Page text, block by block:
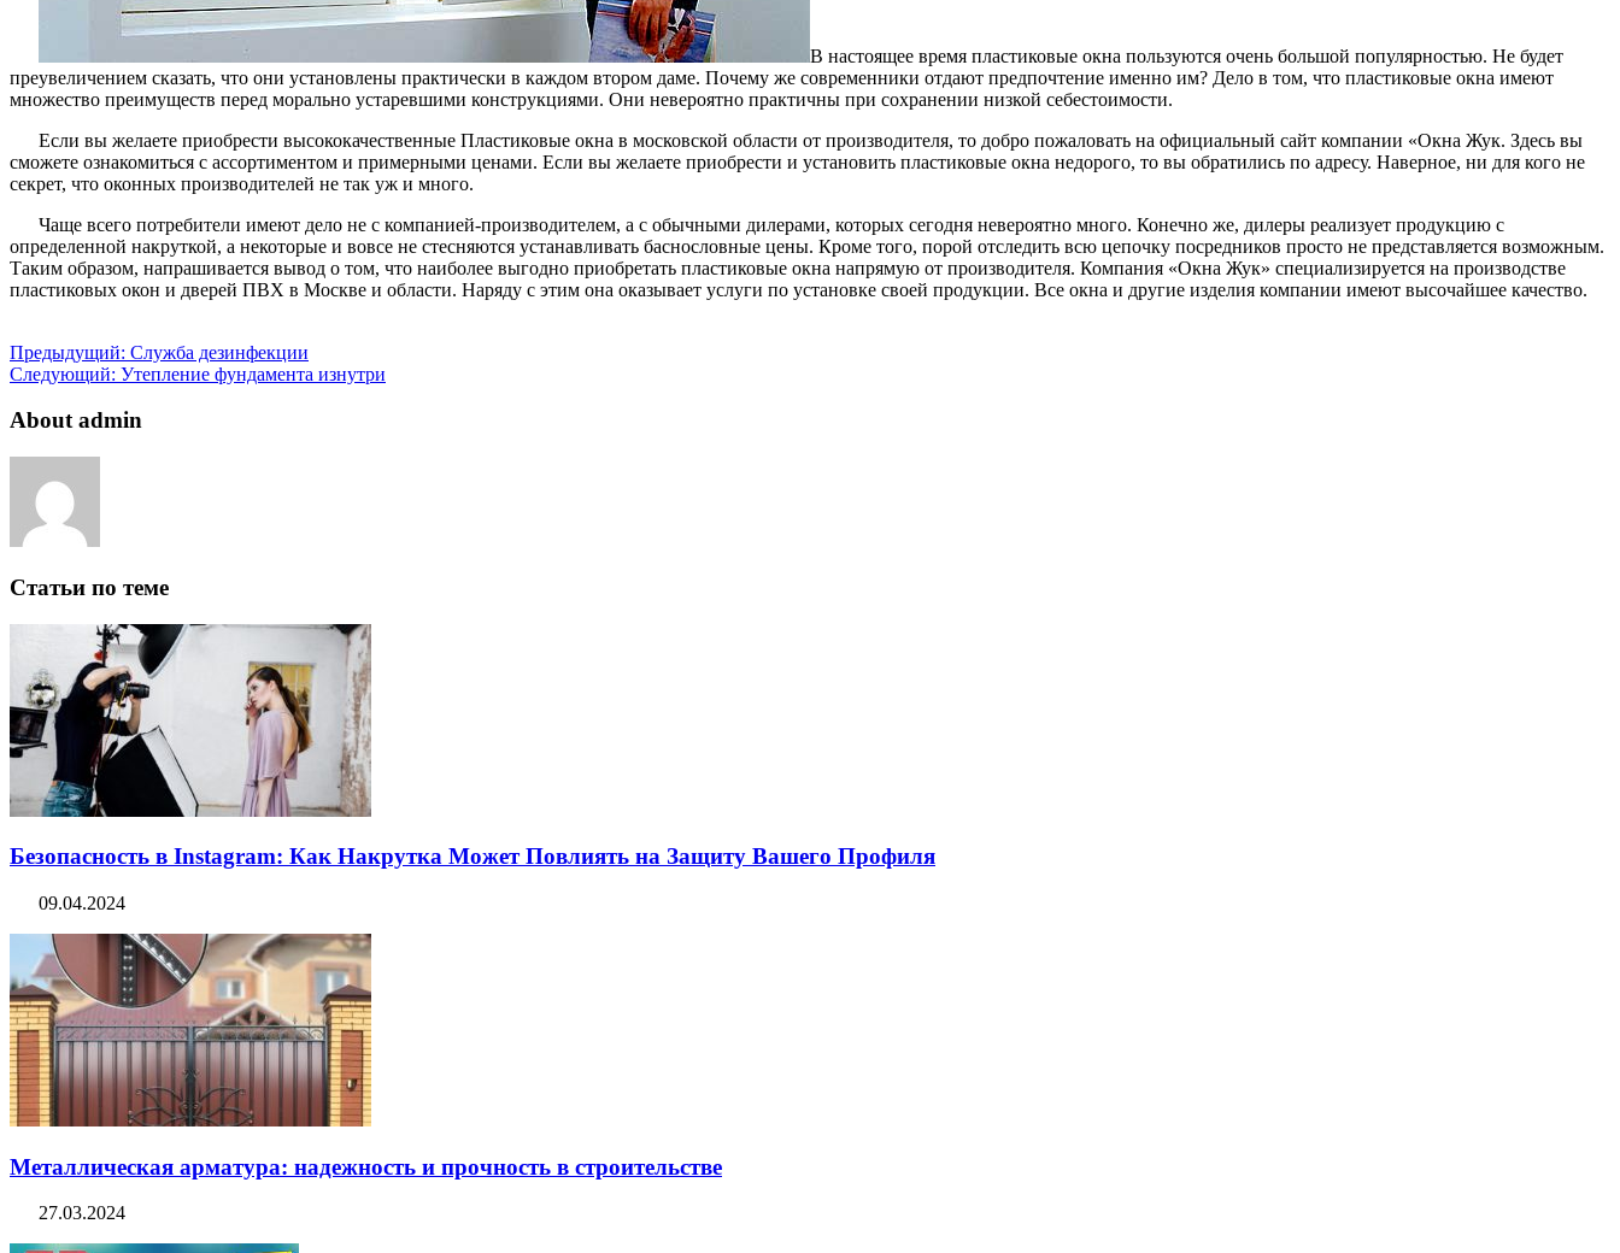
В настоящее время пластиковые окна пользуются очень большой популярностью. Не будет
преувеличением сказать, что они установлены практически в каждом втором даме. Почему же современники отдают предпочтение именно им? Дело в том, что пластиковые окна имеют
множество преимуществ перед морально устаревшими конструкциями. Они невероятно практичны при сохранении низкой себестоимости.
Если вы желаете приобрести высококачественные Пластиковые окна в московской области от производителя, то добро пожаловать на официальный сайт компании «Окна Жук. Здесь вы
сможете ознакомиться с ассортиментом и примерными ценами. Если вы желаете приобрести и установить пластиковые окна недорого, то вы обратились по адресу. Наверное, ни для кого не
секрет, что оконных производителей не так уж и много.
Чаще всего потребители имеют дело не с компанией-производителем, а с обычными дилерами, которых сегодня невероятно много. Конечно же, дилеры реализует продукцию с
определенной накруткой, а некоторые и вовсе не стесняются устанавливать баснословные цены. Кроме того, порой отследить всю цепочку посредников просто не представляется возможным.
Таким образом, напрашивается вывод о том, что наиболее выгодно приобретать пластиковые окна напрямую от производителя. Компания «Окна Жук» специализируется на производстве
пластиковых окон и дверей ПВХ в Москве и области. Наряду с этим она оказывает услуги по установке своей продукции. Все окна и другие изделия компании имеют высочайшее качество.
Предыдущий: Служба дезинфекции
Следующий: Утепление фундамента изнутри
About admin
Статьи по теме
Безопасность в Instagram: Как Накрутка Может Повлиять на Защиту Вашего Профиля
09.04.2024
Металлическая арматура: надежность и прочность в строительстве
27.03.2024